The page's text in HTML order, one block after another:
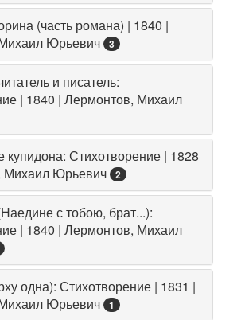
(часть романа) | 1840 |
Юрьевич
3
и писатель:
| 1840 | Лермонтов, Михаил
купидона: Стихотворение | 1828
Михаил Юрьевич
2
с тобою, брат...):
| 1840 | Лермонтов, Михаил
одна): Стихотворение | 1831 |
Юрьевич
1